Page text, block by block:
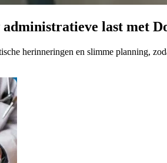
last met
herinneringen en slimme planning,